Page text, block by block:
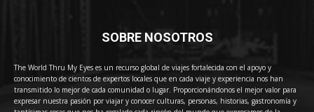
SOBRE NOSOTROS
The World Thru My Eyes es un recurso global de viajes fortalecida con el apoyo y
conocimiento de cientos de expertos locales que en cada viaje y experiencia nos han
transmitido lo mejor de cada comunidad o lugar. Proporcionándonos el mejor valor para
expresar nuestra pasión por viajar y conocer culturas, personas, historias, gastronomía y